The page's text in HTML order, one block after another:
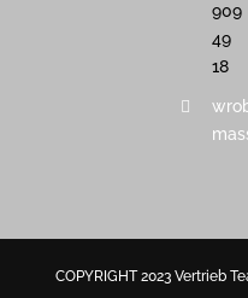
909
49
18
COPYRIGHT 2023 Vertrieb